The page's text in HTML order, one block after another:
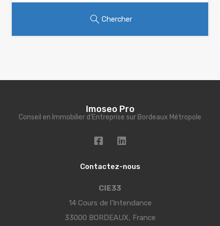
Chercher
Imoseo Pro
Conseil en Immobilier d'Entreprise sur Bordeaux Métropole
Contactez-nous
CIE33
14 Cours de l’Intendance
33000 BORDEAUX, France